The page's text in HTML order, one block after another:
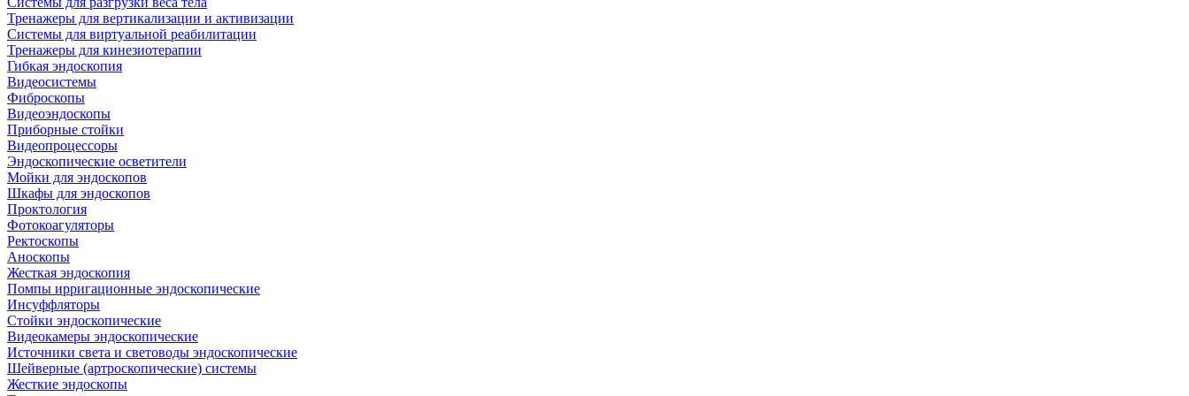
Тренажеры для вертикализации и активизации
Системы для виртуальной реабилитации
Тренажеры для кинезиотерапии
Гибкая эндоскопия
Видеосистемы
Фиброскопы
Видеоэндоскопы
Приборные стойки
Видеопроцессоры
Эндоскопические осветители
Мойки для эндоскопов
Шкафы для эндоскопов
Проктология
Фотокоагуляторы
Ректоскопы
Аноскопы
Жесткая эндоскопия
Помпы ирригационные эндоскопические
Инсуффляторы
Стойки эндоскопические
Видеокамеры эндоскопические
Источники света и световоды эндоскопические
Шейверные (артроскопические) системы
Жесткие эндоскопы